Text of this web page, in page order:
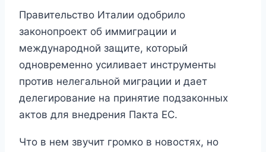
Правительство Италии одобрило
законопроект об иммиграции и
международной защите, который
одновременно усиливает инструменты
против нелегальной миграции и дает
делегирование на принятие подзаконных
актов для внедрения Пакта ЕС.
Что в нем звучит громко в новостях, но